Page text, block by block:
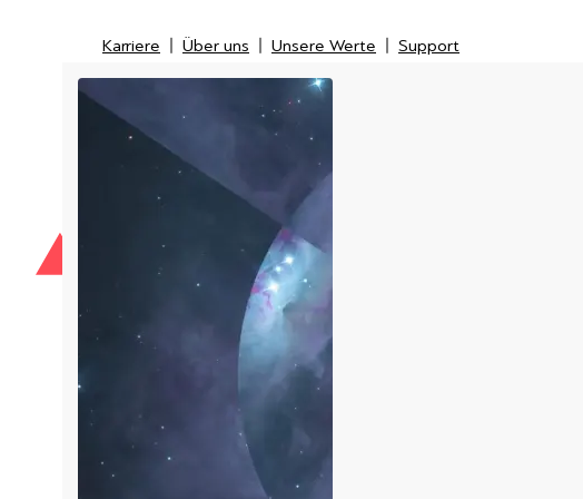
Karriere Über uns Unsere Werte Support
Karriere
Über uns
Unsere Werte
IT-Security
IT-Messtechnik
Managed Service Provider
Kunden